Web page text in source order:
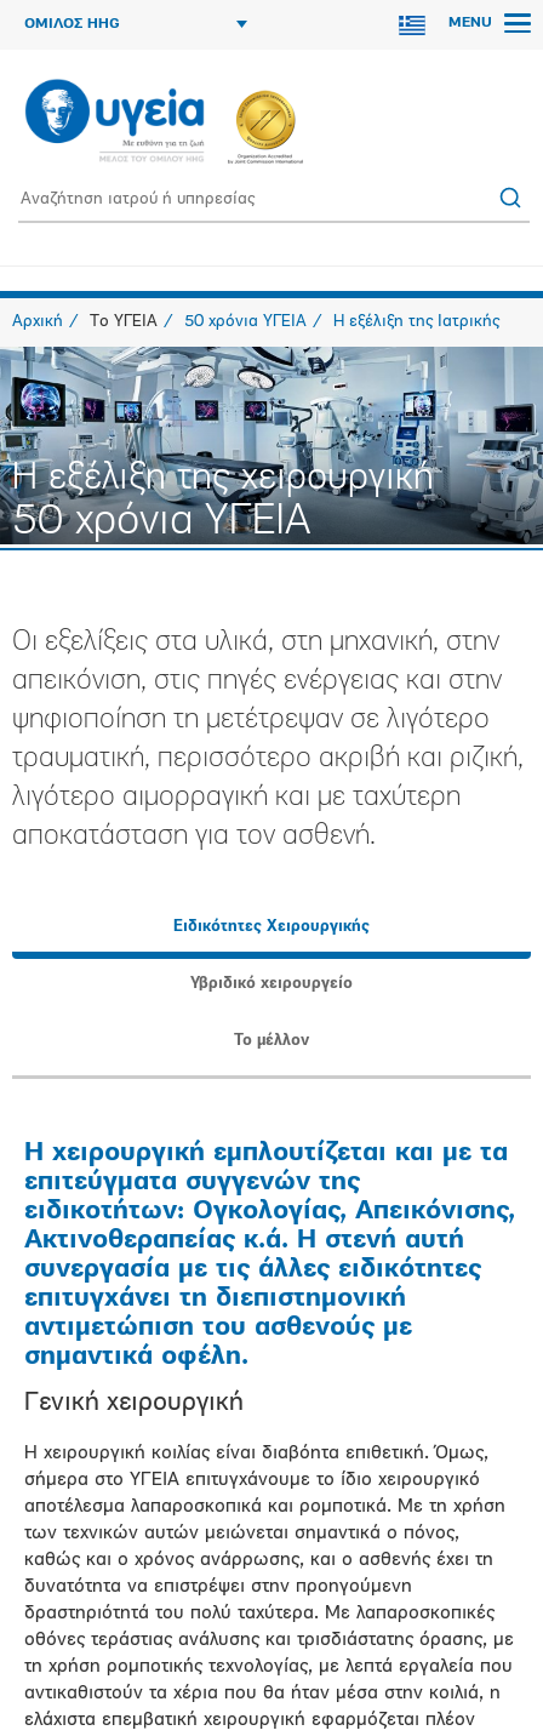
ΟΜΙΛΟΣ HHG MENU
Αρχική Το ΥΓΕΙΑ 50 χρόνια ΥΓΕΙΑ H εξέλιξη της Ιατρικής
H εξέλιξη της χειρουργική
50 χρόνια ΥΓΕΙΑ
Οι εξελίξεις στα υλικά, στη μηχανική, στην
απεικόνιση, στις πηγές ενέργειας και στην
ψηφιοποίηση τη μετέτρεψαν σε λιγότερο
τραυματική, περισσότερο ακριβή και ριζική,
λιγότερο αιμορραγική και με ταχύτερη
αποκατάσταση για τον ασθενή.
Ειδικότητες Χειρουργικής
Υβριδικό χειρουργείο
Το μέλλον
Η χειρουργική εμπλουτίζεται και με τα
επιτεύγματα συγγενών της
ειδικοτήτων: Ογκολογίας, Απεικόνισης,
Ακτινοθεραπείας κ.ά. Η στενή αυτή
συνεργασία με τις άλλες ειδικότητες
επιτυγχάνει τη διεπιστημονική
αντιμετώπιση του ασθενούς με
σημαντικά οφέλη.
Γενική χειρουργική
Η χειρουργική κοιλίας είναι διαβόητα επιθετική. Όμως,
σήμερα στο ΥΓΕΙΑ επιτυγχάνουμε το ίδιο χειρουργικό
αποτέλεσμα λαπαροσκοπικά και ρομποτικά. Με τη χρήση
των τεχνικών αυτών μειώνεται σημαντικά ο πόνος,
καθώς και ο χρόνος ανάρρωσης, και ο ασθενής έχει τη
δυνατότητα να επιστρέψει στην προηγούμενη
δραστηριότητά του πολύ ταχύτερα. Με λαπαροσκοπικές
οθόνες τεράστιας ανάλυσης και τρισδιάστατης όρασης, με
τη χρήση ρομποτικής τεχνολογίας, με λεπτά εργαλεία που
αντικαθιστούν τα χέρια που θα ήταν μέσα στην κοιλιά, η
ελάχιστα επεμβατική χειρουργική εφαρμόζεται πλέον